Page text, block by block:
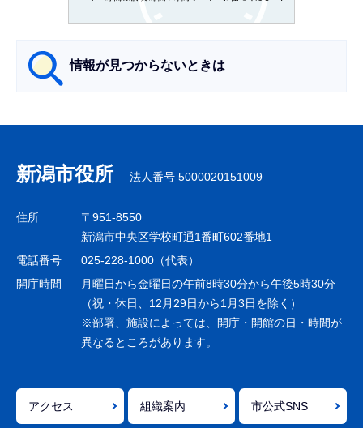
情報が見つからないときは
ナ
ビ
ゲ
シ
ョ
で
新潟市役所 法人番号 5000020151009
住所
〒951-8550
新潟市中央区学校町通1番町602番地1
電話番号
025-228-1000（代表）
開庁時間
月曜日から金曜日の午前8時30分から午後5時30分
（祝・休日、12月29日から1月3日を除く）
※部署、施設によっては、開庁・開館の日・時間が
異なるところがあります。
アクセス 組織案内 市公式SNS